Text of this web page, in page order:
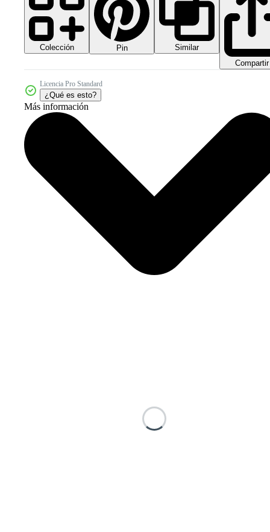
Colección Pin
Similar
Compartir
Licencia Pro Standard
¿Qué es esto?
Más información